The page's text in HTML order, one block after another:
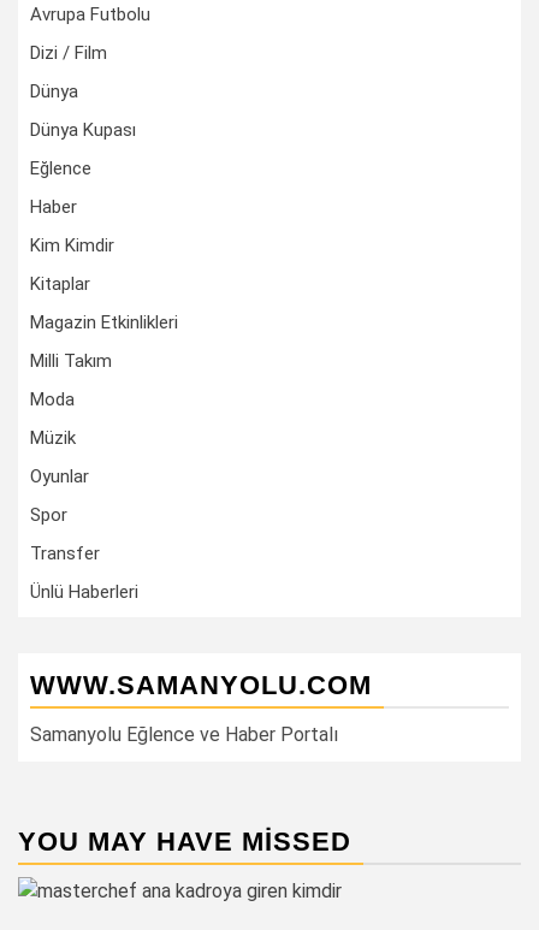
Avrupa Futbolu
Dizi / Film
Dünya
Dünya Kupası
Eğlence
Haber
Kim Kimdir
Kitaplar
Magazin Etkinlikleri
Milli Takım
Moda
Müzik
Oyunlar
Spor
Transfer
Ünlü Haberleri
WWW.SAMANYOLU.COM
Samanyolu Eğlence ve Haber Portalı
YOU MAY HAVE MISSED